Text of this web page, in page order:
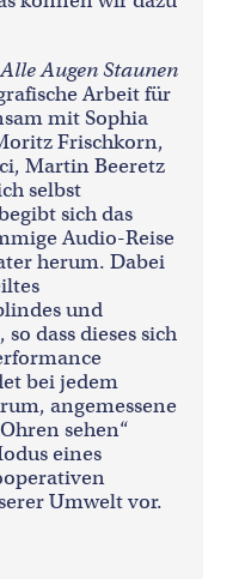
Alle Augen Staunen
Arbeit für
mit Sophia
Frischkorn,
Martin Beeretz
selbst
sich das
Audio-Reise
herum. Dabei
und
dass dieses sich
bei jedem
angemessene
sehen“
eines
Umwelt vor.